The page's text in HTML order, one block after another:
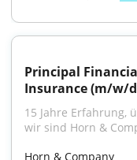
Principal
Insurance (m/w/
15 Jahre Erfahrung,
wir sind Horn &
Horn & Company